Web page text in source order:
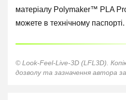
матеріалу Polymaker™ PLA
можете в технічному паспорті.
© Look-Feel-Live-3D (LFL3D).
дозволу та зазначення автора